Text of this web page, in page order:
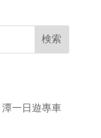
検索
一日遊專車